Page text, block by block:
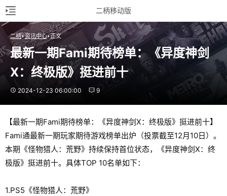
二柄移动版
二柄 资讯中心 正文
最新一期Fami期待榜单：《异度神剑
X：终极版》挺进前十
2024-12-23 06:00:00 9
【最新一期Fami期待榜单：《异度神剑X：终极版》挺进前十】
Fami通最新一期玩家期待游戏榜单出炉（投票截至12月10日）。
本期《怪物猎人：荒野》持续保持首位状态，《异度神剑X：终
极版》挺进前十。具体TOP 10名单如下：
1.PS5《怪物猎人：荒野》